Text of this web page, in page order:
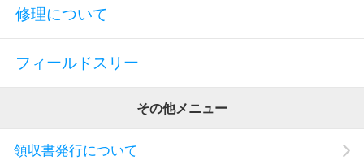
修理について
フィールドスリー
その他メニュー
領収書発行について